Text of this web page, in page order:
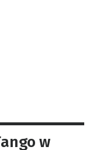
w